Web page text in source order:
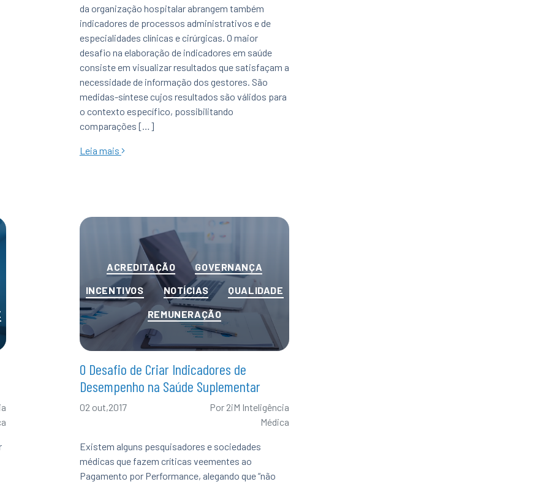
da organização hospitalar abrangem também
indicadores de processos administrativos e de
especialidades clínicas e cirúrgicas. O maior
desafio na elaboração de indicadores em saúde
consiste em visualizar resultados que satisfaçam a
necessidade de informação dos gestores. São
medidas-síntese cujos resultados são válidos para
o contexto específico, possibilitando
comparações […]
Leia mais
CategoriasACREDITAÇÃO GOVERNANÇA
INCENTIVOS NOTÍCIAS QUALIDADE
REMUNERAÇÃO
O Desafio de Criar Indicadores de
Desempenho na Saúde Suplementar
02 out,2017 Por 2iM Inteligência
Médica
Existem alguns pesquisadores e sociedades
médicas que fazem críticas veementes ao
Pagamento por Performance, alegando que “não